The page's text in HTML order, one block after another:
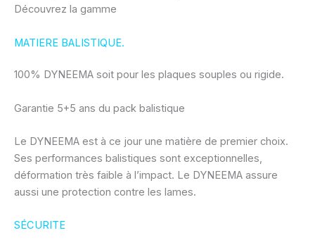
Découvrez la gamme
MATIERE BALISTIQUE.
100% DYNEEMA soit pour les plaques souples ou rigide.
Garantie 5+5 ans du pack balistique
Le DYNEEMA est à ce jour une matière de premier choix.
Ses performances balistiques sont exceptionnelles,
déformation très faible à l’impact. Le DYNEEMA assure
aussi une protection contre les lames.
SÉCURITE